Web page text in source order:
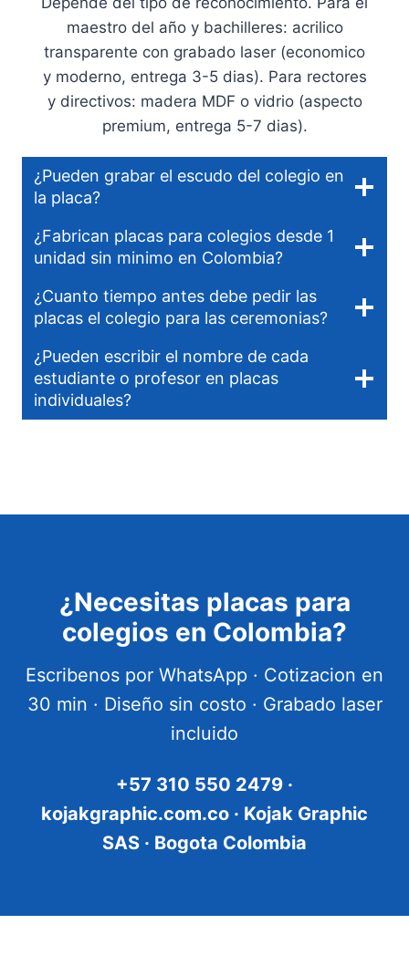
maestro del año y bachilleres: acrilico
transparente con grabado laser (economico
y moderno, entrega 3-5 dias). Para rectores
y directivos: madera MDF o vidrio (aspecto
premium, entrega 5-7 dias).
¿Pueden grabar el escudo del colegio en
la placa?
¿Fabrican placas para colegios desde 1
unidad sin minimo en Colombia?
¿Cuanto tiempo antes debe pedir las
placas el colegio para las ceremonias?
¿Pueden escribir el nombre de cada
estudiante o profesor en placas
individuales?
¿Necesitas placas para
colegios en Colombia?
Escribenos por WhatsApp · Cotizacion en
30 min · Diseño sin costo · Grabado laser
incluido
+57 310 550 2479 ·
kojakgraphic.com.co · Kojak Graphic
SAS · Bogota Colombia